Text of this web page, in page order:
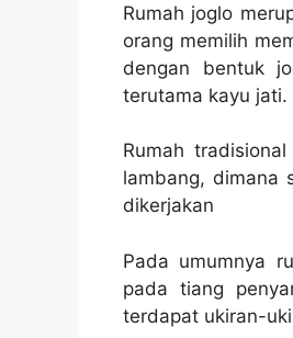
Rumah joglo
orang memilih
dengan bentuk
terutama kayu jati.
Rumah
lambang, dimana
dikerjakan
Pada umumnya
pada tiang
terdapat ukiran-